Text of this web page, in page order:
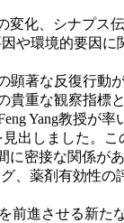
変化、シナプス
や環境的要因に
顕著な反復行動
重な観察指標と
Yang教授が率
出しました。
に密接な関係が
、薬剤有効性の
前進させる新た